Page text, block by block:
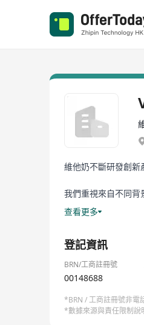
維他奶不斷研發創新
我們重視來自不同背
我們尋求的人才不
我們是可持續發展和
的未來。快來加入維
查看更多
登記資訊
BRN/工商註冊號
00148688
*BRN / 工商註冊號非電
*數據來源與責任限制說